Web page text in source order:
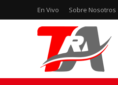
En Vivo Sobre Nosotros